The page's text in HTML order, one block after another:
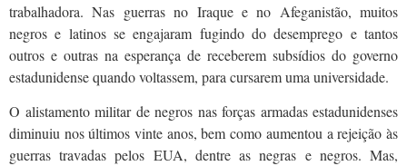
trabalhadora. Nas guerras no Iraque e no Afeganistão, muitos
negros e latinos se engajaram fugindodo desemprego e tantos
outros e outras na esperança de receberem subsídios do governo
estadunidense quando voltassem, para cursarem uma universidade.
O alistamento militar de negros nas forças armadas estadunidenses
diminuiu nos últimos vinte anos, bem como aumentou a rejeição às
guerras travadaspelos EUA, dentre as negras e negros. Mas,